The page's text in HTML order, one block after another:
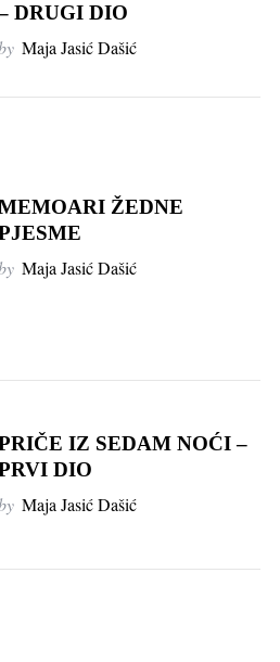
DRUGI DIO
Maja Jasić Dašić
ŽEDNE
Maja Jasić Dašić
IZ SEDAM NOĆI –
DIO
Maja Jasić Dašić